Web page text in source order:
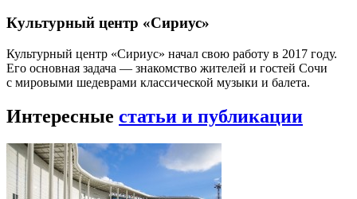
Культурный центр «Сириус»
Культурный центр «Сириус» начал свою работу в 2017 году.
Его основная задача — знакомство жителей и гостей Сочи
с мировыми шедеврами классической музыки и балета.
Интересные статьи и публикации